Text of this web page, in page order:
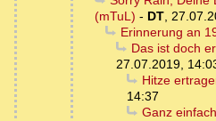
(mTuL) - DT,
Erinnerung an
Das ist doch
27.07.2019,
Hitze
14:37
Ganz